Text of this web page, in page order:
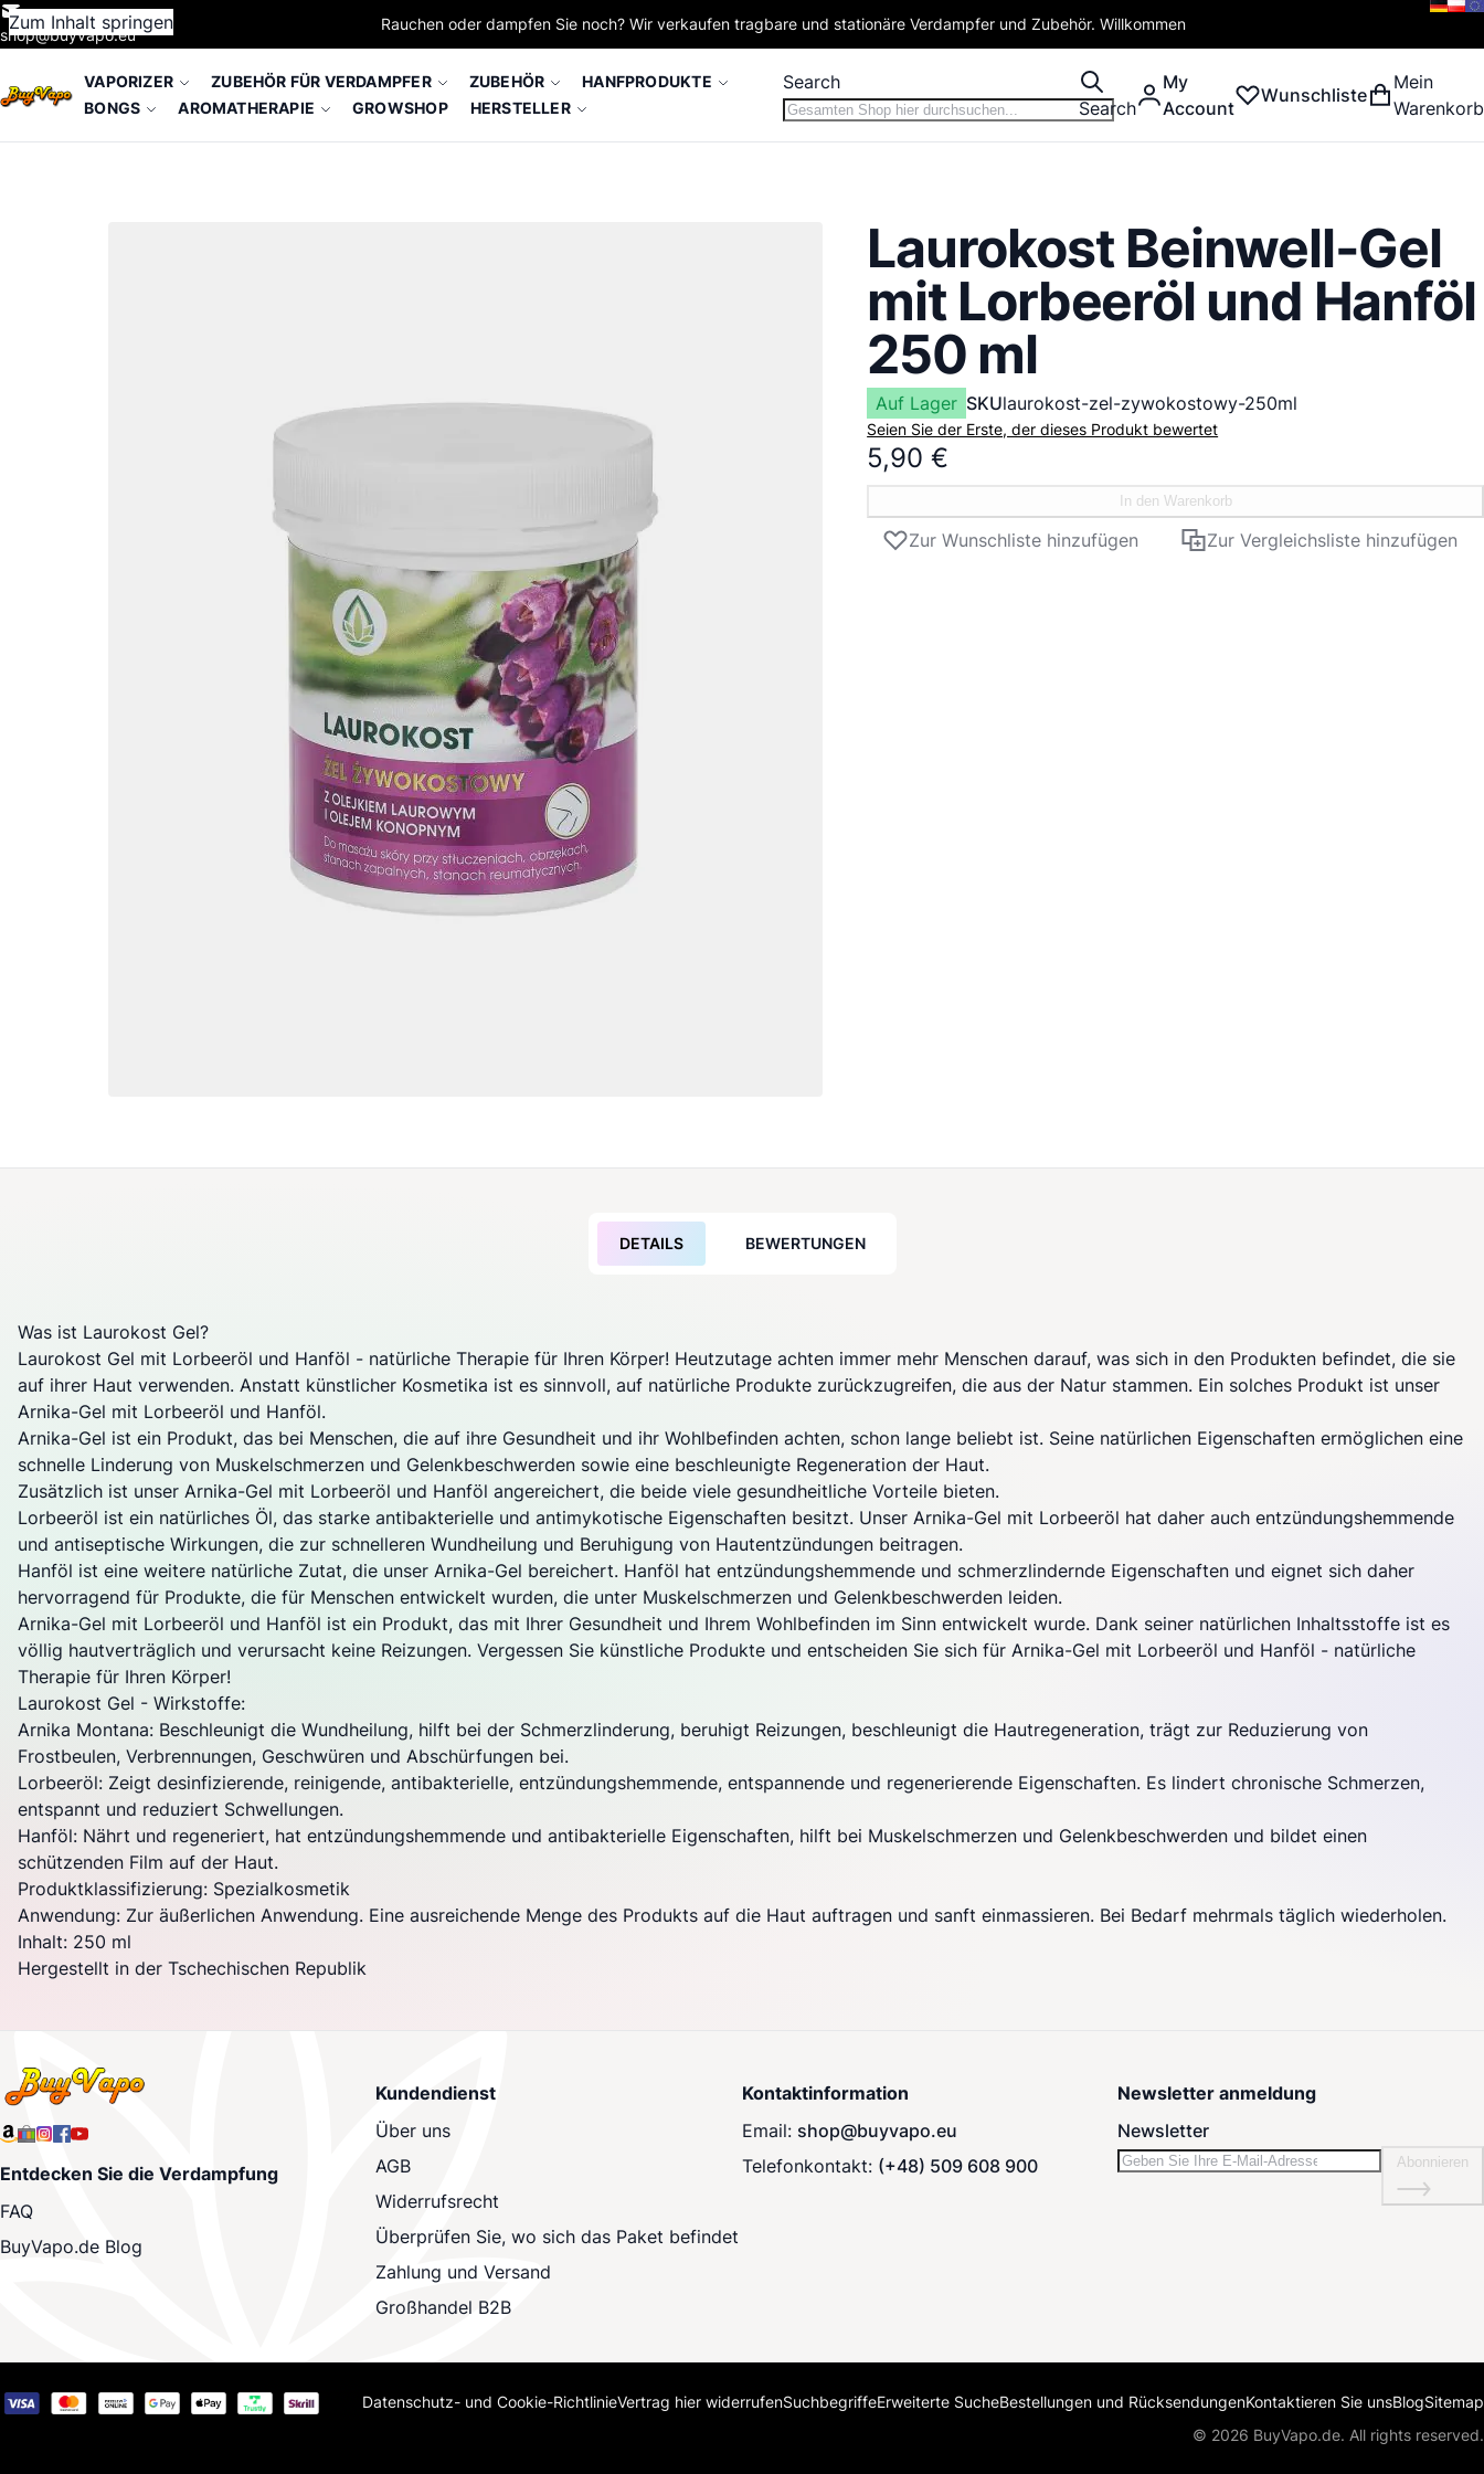
Zum Inhalt springen
shop@buyvapo.eu
Rauchen oder dampfen Sie noch? Wir verkaufen tragbare und stationäre Verdampfer und Zubehör. Willkommen
VAPORIZER ZUBEHÖR FÜR VERDAMPFER ZUBEHÖR
HANFPRODUKTE
BONGS
AROMATHERAPIE GROWSHOP HERSTELLER
Search
Search
My
Account
Wunschliste
Mein
Warenkorb
Laurokost Beinwell-Gel
mit Lorbeeröl und Hanföl
250 ml
Auf Lager SKUlaurokost-zel-zywokostowy-250ml
Seien Sie der Erste, der dieses Produkt bewertet
5,90 €
In den Warenkorb
Zur Wunschliste hinzufügen Zur Vergleichsliste hinzufügen
DETAILS BEWERTUNGEN
Was ist Laurokost Gel?
Laurokost Gel mit Lorbeeröl und Hanföl - natürliche Therapie für Ihren Körper! Heutzutage achten immer mehr Menschen darauf, was sich in den Produkten befindet, die sie
auf ihrer Haut verwenden. Anstatt künstlicher Kosmetika ist es sinnvoll, auf natürliche Produkte zurückzugreifen, die aus der Natur stammen. Ein solches Produkt ist unser
Arnika-Gel mit Lorbeeröl und Hanföl.
Arnika-Gel ist ein Produkt, das bei Menschen, die auf ihre Gesundheit und ihr Wohlbefinden achten, schon lange beliebt ist. Seine natürlichen Eigenschaften ermöglichen eine
schnelle Linderung von Muskelschmerzen und Gelenkbeschwerden sowie eine beschleunigte Regeneration der Haut.
Zusätzlich ist unser Arnika-Gel mit Lorbeeröl und Hanföl angereichert, die beide viele gesundheitliche Vorteile bieten.
Lorbeeröl ist ein natürliches Öl, das starke antibakterielle und antimykotische Eigenschaften besitzt. Unser Arnika-Gel mit Lorbeeröl hat daher auch entzündungshemmende
und antiseptische Wirkungen, die zur schnelleren Wundheilung und Beruhigung von Hautentzündungen beitragen.
Hanföl ist eine weitere natürliche Zutat, die unser Arnika-Gel bereichert. Hanföl hat entzündungshemmende und schmerzlindernde Eigenschaften und eignet sich daher
hervorragend für Produkte, die für Menschen entwickelt wurden, die unter Muskelschmerzen und Gelenkbeschwerden leiden.
Arnika-Gel mit Lorbeeröl und Hanföl ist ein Produkt, das mit Ihrer Gesundheit und Ihrem Wohlbefinden im Sinn entwickelt wurde. Dank seiner natürlichen Inhaltsstoffe ist es
völlig hautverträglich und verursacht keine Reizungen. Vergessen Sie künstliche Produkte und entscheiden Sie sich für Arnika-Gel mit Lorbeeröl und Hanföl - natürliche
Therapie für Ihren Körper!
Laurokost Gel - Wirkstoffe:
Arnika Montana: Beschleunigt die Wundheilung, hilft bei der Schmerzlinderung, beruhigt Reizungen, beschleunigt die Hautregeneration, trägt zur Reduzierung von
Frostbeulen, Verbrennungen, Geschwüren und Abschürfungen bei.
Lorbeeröl: Zeigt desinfizierende, reinigende, antibakterielle, entzündungshemmende, entspannende und regenerierende Eigenschaften. Es lindert chronische Schmerzen,
entspannt und reduziert Schwellungen.
Hanföl: Nährt und regeneriert, hat entzündungshemmende und antibakterielle Eigenschaften, hilft bei Muskelschmerzen und Gelenkbeschwerden und bildet einen
schützenden Film auf der Haut.
Produktklassifizierung: Spezialkosmetik
Anwendung: Zur äußerlichen Anwendung. Eine ausreichende Menge des Produkts auf die Haut auftragen und sanft einmassieren. Bei Bedarf mehrmals täglich wiederholen.
Inhalt: 250 ml
Hergestellt in der Tschechischen Republik
Entdecken Sie die Verdampfung
FAQ
BuyVapo.de Blog
Kundendienst
Über uns
AGB
Widerrufsrecht
Überprüfen Sie, wo sich das Paket befindet
Zahlung und Versand
Großhandel B2B
Kontaktinformation
Email: shop@buyvapo.eu
Telefonkontakt: (+48) 509 608 900
Newsletter anmeldung
Newsletter
Abonnieren
Datenschutz- und Cookie-RichtlinieVertrag hier widerrufenSuchbegriffeErweiterte SucheBestellungen und RücksendungenKontaktieren Sie unsBlogSitemap
© 2026 BuyVapo.de. All rights reserved.